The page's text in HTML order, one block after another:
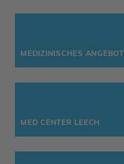
MEDI­ZI­NI­SCHES ANGEBOT
MED CENTER LEECH